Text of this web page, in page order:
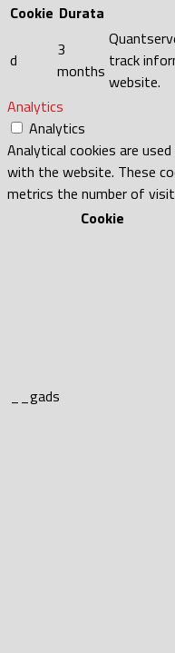
Cookie Durata
d
3
months track
website.
Analytics
Analytics
Analytical cookies are
with the website. These
metrics the number of
Cookie
__gads